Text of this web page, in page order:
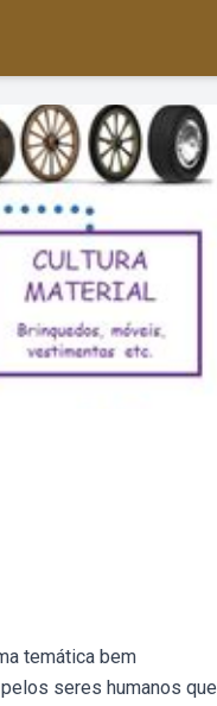
temática bem
seres humanos que